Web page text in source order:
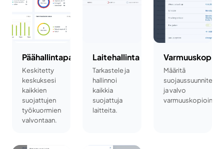
Päähallintapaneeli
Keskitetty
keskuksesi
kaikkien
suojattujen
työkuormien
valvontaan.
Laitehallinta
Tarkastele ja
hallinnoi
kaikkia
suojattuja
laitteita.
Määritä
ja valvo